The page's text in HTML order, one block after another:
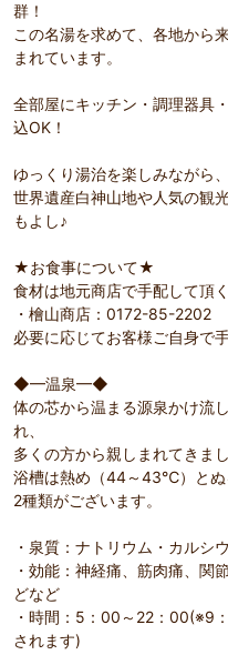
群！
この名湯を求めて、各地から
まれています。
全部屋にキッチン・調理器具
込OK！
ゆっくり湯治を楽しみながら
世界遺産白神山地や人気の観
もよし♪
★お食事について★
食材は地元商店で手配して頂
・檜山商店：0172-85-2202
必要に応じてお客様ご自身で
◆━温泉━◆
体の芯から温まる源泉かけ流
れ、
多くの方から親しまれてきまし
浴槽は熱め（44～43℃）と
2種類がございます。
・泉質：ナトリウム・カルシ
・効能：神経痛、筋肉痛、関
どなど
・時間：5：00～22：00(※9
されます)